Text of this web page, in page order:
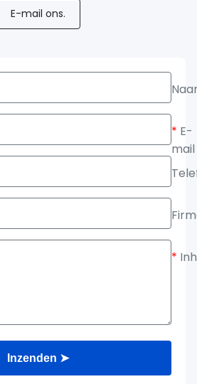
E-mail ons.
* E-
mail
*
Inzenden ➤